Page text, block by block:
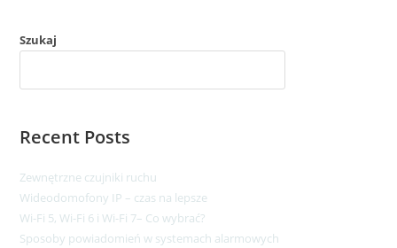
Szukaj
Recent Posts
Zewnętrzne czujniki ruchu
Wideodomofony IP – czas na lepsze​
Wi-Fi 5, Wi-Fi 6 i Wi-Fi 7– Co wybrać?
Sposoby powiadomień w systemach alarmowych